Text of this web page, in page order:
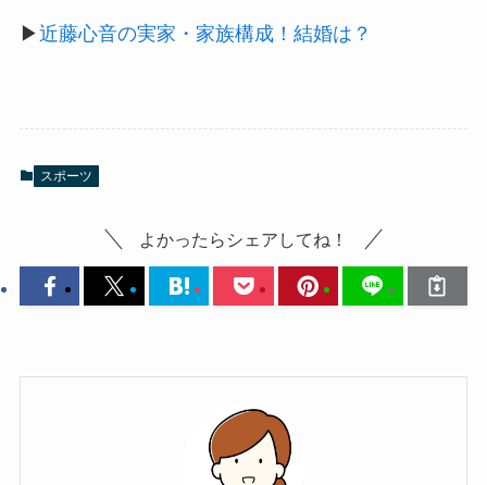
▶近藤心音の実家・家族構成！結婚は？
スポーツ
よかったらシェアしてね！